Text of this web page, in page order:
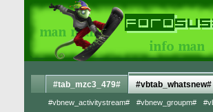
#tab_mzc3_479# #vbtab_whatsnew#
#vbnew_activitystream# #vbnew_groupm#